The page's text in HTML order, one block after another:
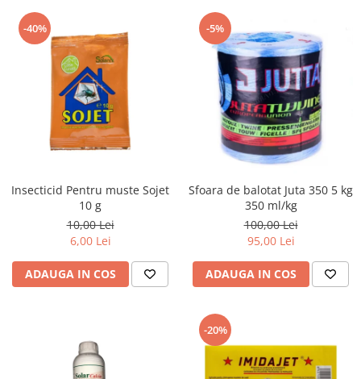
-40%
Insecticid Pentru muste Sojet
10 g
10,00 Lei
6,00 Lei
ADAUGA IN COS
-5%
Sfoara de balotat Juta 350 5 kg
350 ml/kg
100,00 Lei
95,00 Lei
ADAUGA IN COS
-20%